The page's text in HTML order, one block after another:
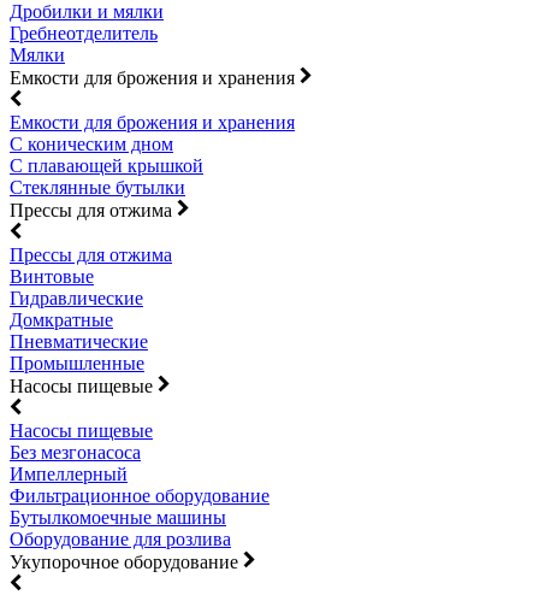
Дробилки и мялки
Гребнеотделитель
Мялки
Емкости для брожения и хранения
Емкости для брожения и хранения
С коническим дном
С плавающей крышкой
Стеклянные бутылки
Прессы для отжима
Прессы для отжима
Винтовые
Гидравлические
Домкратные
Пневматические
Промышленные
Насосы пищевые
Насосы пищевые
Без мезгонасоса
Импеллерный
Фильтрационное оборудование
Бутылкомоечные машины
Оборудование для розлива
Укупорочное оборудование